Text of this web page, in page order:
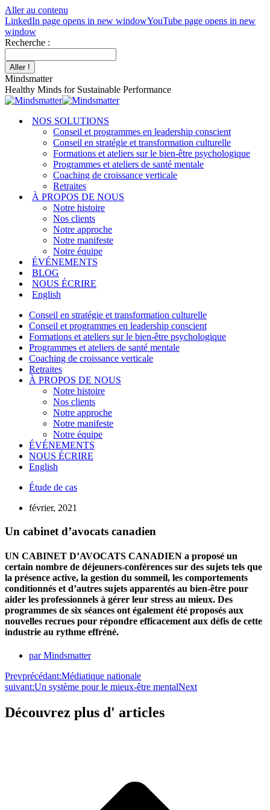
Aller au contenu
LinkedIn page opens in new windowYouTube page opens in new
window
Recherche :
Mindsmatter
Healthy Minds for Sustainable Performance
NOS SOLUTIONS
Conseil et programmes en leadership conscient
Conseil en stratégie et transformation culturelle
Formations et ateliers sur le bien-être psychologique
Programmes et ateliers de santé mentale
Coaching de croissance verticale
Retraites
À PROPOS DE NOUS
Notre histoire
Nos clients
Notre approche
Notre manifeste
Notre équipe
ÉVÉNEMENTS
BLOG
NOUS ÉCRIRE
English
Conseil en stratégie et transformation culturelle
Conseil et programmes en leadership conscient
Formations et ateliers sur le bien-être psychologique
Programmes et ateliers de santé mentale
Coaching de croissance verticale
Retraites
À PROPOS DE NOUS
Notre histoire
Nos clients
Notre approche
Notre manifeste
Notre équipe
ÉVÉNEMENTS
NOUS ÉCRIRE
English
Étude de cas
février, 2021
Un cabinet d’avocats canadien
UN CABINET D’AVOCATS CANADIEN a proposé un
certain nombre de déjeuners-conférences sur des sujets tels que
la présence active, la gestion du sommeil, les comportements
conditionnés et d’autres sujets apparentés au bien-être pour
aider les professionnels à gérer leur stress au mieux. Des
programmes de six séances ont également été proposés aux
nouvelles recrues pour répondre efficacement aux défis de cette
industrie au rythme effréné.
parMindsmatter
Prevprécédant:Médiatique nationale
suivant:Un système pour le mieux-être mentalNext
Découvrez plus d' articles